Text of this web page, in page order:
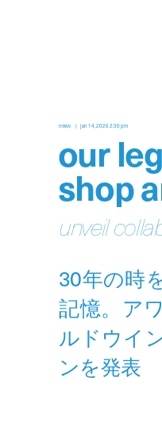
news jan 14, 2026 2:30 pm
our
shop
unveil